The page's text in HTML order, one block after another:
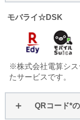
モバライ☆DSK
※株式会社電算シ
たサービスです。
QRコード*